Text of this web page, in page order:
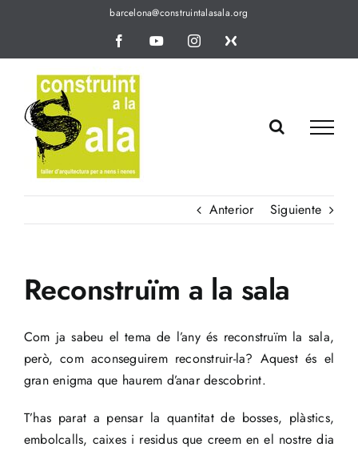
barcelona@construintalasala.org
FacebookYouTubeInstagram
Anterior Siguiente
Reconstruïm a la sala
Com ja sabeu el tema de l’any és reconstruïm la sala,
però, com aconseguirem reconstruir-la? Aquest és el
gran enigma que haurem d’anar descobrint.
T’has parat a pensar la quantitat de bosses, plàstics,
embolcalls, caixes i residus que creem en el nostre dia